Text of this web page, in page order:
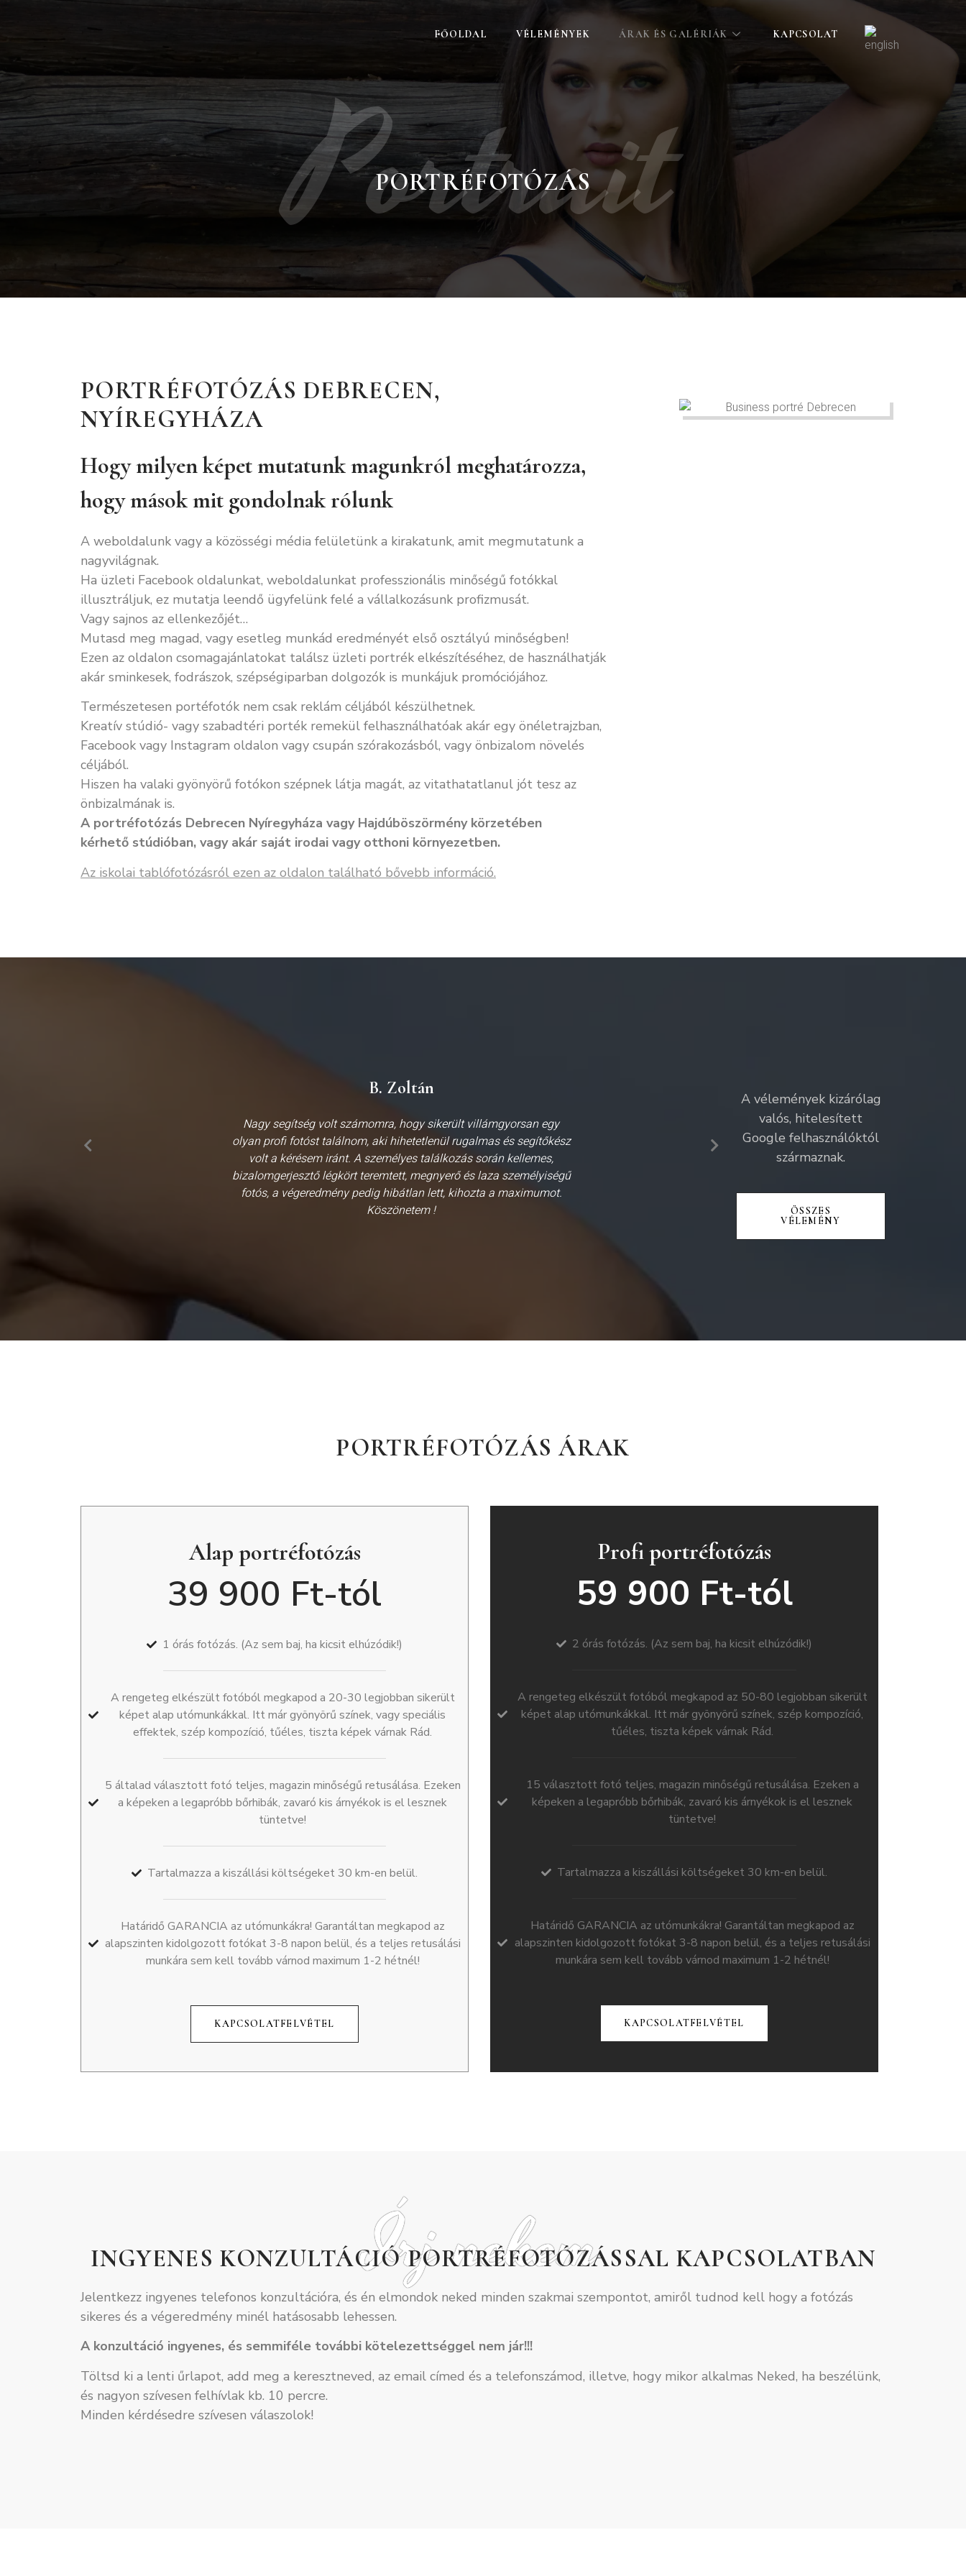
FŐOLDAL VÉLEMÉNYEK ÁRAK ÉS GALÉRIÁK KAPCSOLAT
PORTRÉFOTÓZÁS
Portrait
PORTRÉFOTÓZÁS DEBRECEN,
NYÍREGYHÁZA
Hogy milyen képet mutatunk magunkról meghatározza,
hogy mások mit gondolnak rólunk
A weboldalunk vagy a közösségi média felületünk a kirakatunk, amit megmutatunk a
nagyvilágnak.
Ha üzleti Facebook oldalunkat, weboldalunkat professzionális minőségű fotókkal
illusztráljuk, ez mutatja leendő ügyfelünk felé a vállalkozásunk profizmusát.
Vagy sajnos az ellenkezőjét…
Mutasd meg magad, vagy esetleg munkád eredményét első osztályú minőségben!
Ezen az oldalon csomagajánlatokat találsz üzleti portrék elkészítéséhez, de használhatják
akár sminkesek, fodrászok, szépségiparban dolgozók is munkájuk promóciójához.
Természetesen portéfotók nem csak reklám céljából készülhetnek.
Kreatív stúdió- vagy szabadtéri porték remekül felhasználhatóak akár egy önéletrajzban,
Facebook vagy Instagram oldalon vagy csupán szórakozásból, vagy önbizalom növelés
céljából.
Hiszen ha valaki gyönyörű fotókon szépnek látja magát, az vitathatatlanul jót tesz az
önbizalmának is.
A portréfotózás Debrecen Nyíregyháza vagy Hajdúböszörmény körzetében
kérhető stúdióban, vagy akár saját irodai vagy otthoni környezetben.
Az iskolai tablófotózásról ezen az oldalon található bővebb információ.
B. Zoltán
Nagy segítség volt számomra, hogy sikerült villámgyorsan egy
olyan profi fotóst találnom, aki hihetetlenül rugalmas és segítőkész
volt a kérésem iránt. A személyes találkozás során kellemes,
bizalomgerjesztő légkört teremtett, megnyerő és laza személyiségű
fotós, a végeredmény pedig hibátlan lett, kihozta a maximumot.
Köszönetem !
Kifejezetten tetszett,
hangulatban telt a
A vélemények kizárólag
valós, hitelesített
Google felhasználóktól
származnak.
ÖSSZES
VÉLEMÉNY
PORTRÉFOTÓZÁS ÁRAK
Alap portréfotózás
39 900 Ft-tól
1 órás fotózás. (Az sem baj, ha kicsit elhúzódik!)
A rengeteg elkészült fotóból megkapod a 20-30 legjobban sikerült
képet alap utómunkákkal. Itt már gyönyörű színek, vagy speciális
effektek, szép kompozíció, tűéles, tiszta képek várnak Rád.
5 általad választott fotó teljes, magazin minőségű retusálása. Ezeken
a képeken a legapróbb bőrhibák, zavaró kis árnyékok is el lesznek
tüntetve!
Tartalmazza a kiszállási költségeket 30 km-en belül.
Határidő GARANCIA az utómunkákra! Garantáltan megkapod az
alapszinten kidolgozott fotókat 3-8 napon belül, és a teljes retusálási
munkára sem kell tovább várnod maximum 1-2 hétnél!
KAPCSOLATFELVÉTEL
Profi portréfotózás
59 900 Ft-tól
2 órás fotózás. (Az sem baj, ha kicsit elhúzódik!)
A rengeteg elkészült fotóból megkapod az 50-80 legjobban sikerült
képet alap utómunkákkal. Itt már gyönyörű színek, szép kompozíció,
tűéles, tiszta képek várnak Rád.
15 választott fotó teljes, magazin minőségű retusálása. Ezeken a
képeken a legapróbb bőrhibák, zavaró kis árnyékok is el lesznek
tüntetve!
Tartalmazza a kiszállási költségeket 30 km-en belül.
Határidő GARANCIA az utómunkákra! Garantáltan megkapod az
alapszinten kidolgozott fotókat 3-8 napon belül, és a teljes retusálási
munkára sem kell tovább várnod maximum 1-2 hétnél!
KAPCSOLATFELVÉTEL
INGYENES KONZULTÁCIÓ PORTRÉFOTÓZÁSSAL KAPCSOLATBAN
Írj nekem
Jelentkezz ingyenes telefonos konzultációra, és én elmondok neked minden szakmai szempontot, amiről tudnod kell hogy a fotózás
sikeres és a végeredmény minél hatásosabb lehessen.
A konzultáció ingyenes, és semmiféle további kötelezettséggel nem jár!!!
Töltsd ki a lenti űrlapot, add meg a keresztneved, az email címed és a telefonszámod, illetve, hogy mikor alkalmas Neked, ha beszélünk,
és nagyon szívesen felhívlak kb. 10 percre.
Minden kérdésedre szívesen válaszolok!